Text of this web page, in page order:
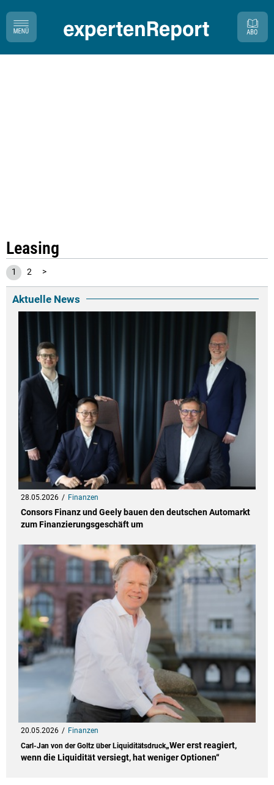
Leasing
1 2 >
Aktuelle News
28.05.2026 Finanzen
Consors Finanz und Geely bauen den deutschen Automarkt
zum Finanzierungsgeschäft um
20.05.2026
Finanzen
Carl-Jan von der Goltz über Liquiditätsdruck„Wer erst reagiert,
wenn die Liquidität versiegt, hat weniger Optionen“